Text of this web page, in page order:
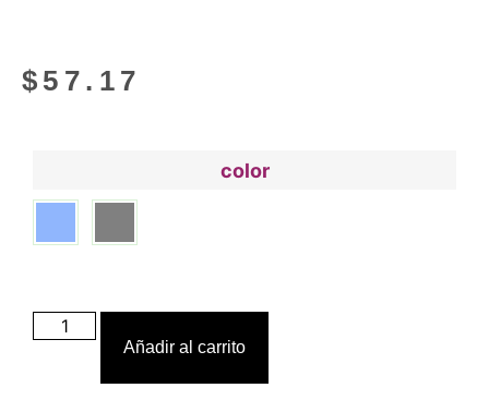
$ 57.17
color
Añadir al carrito